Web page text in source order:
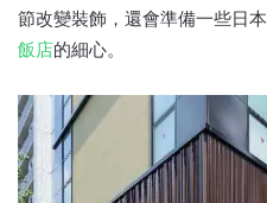
節改變裝飾，還會準備一些日
飯店的細心。